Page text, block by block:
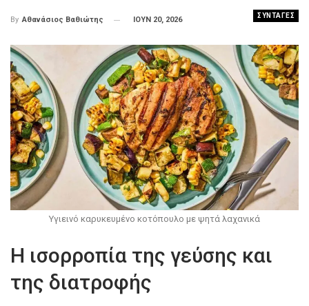
ΣΥΝΤΑΓΕΣ
By Αθανάσιος Βαθιώτης ΙΟΥΝ 20, 2026
Υγιεινό καρυκευμένο κοτόπουλο με ψητά λαχανικά
Η ισορροπία της γεύσης και
της διατροφής